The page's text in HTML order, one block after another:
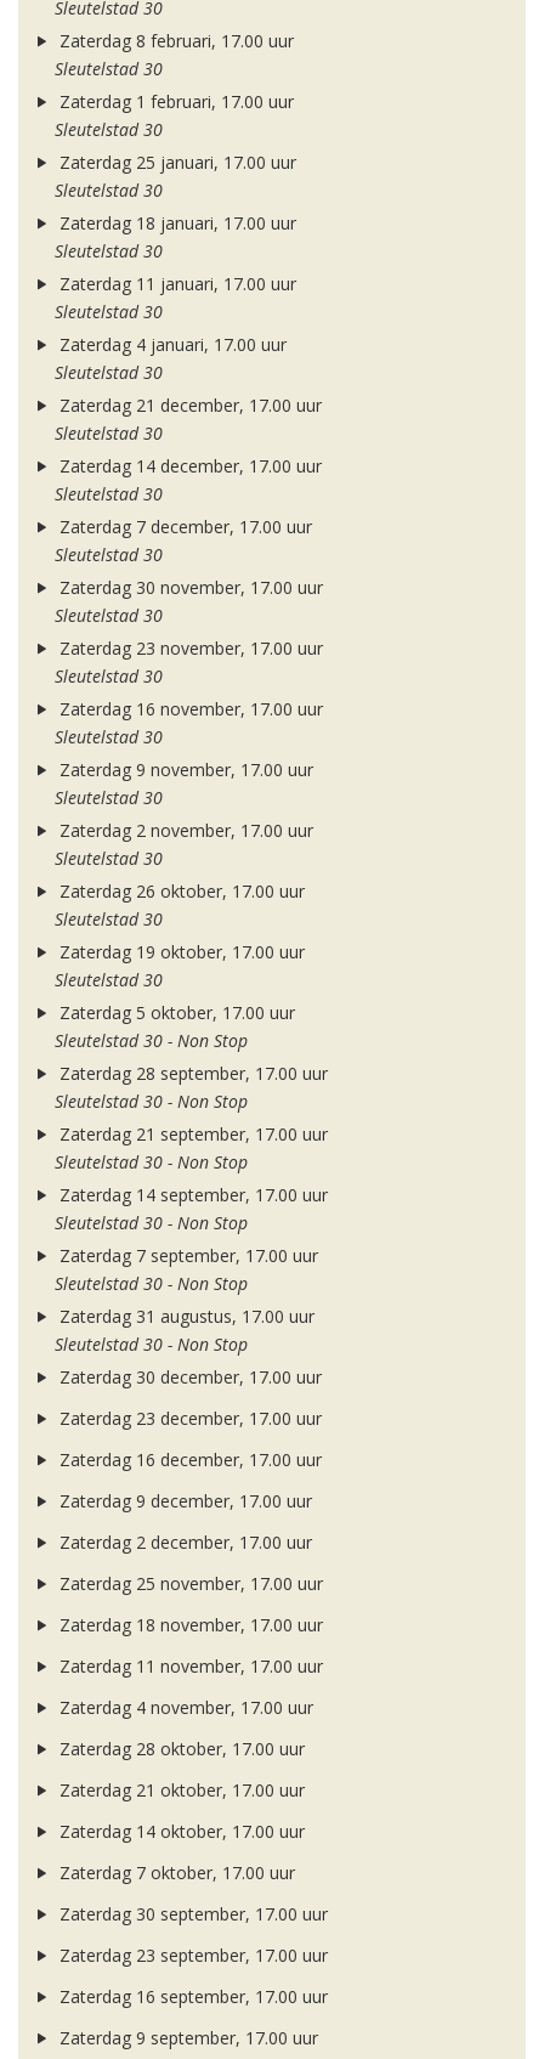
Sleutelstad 30
Zaterdag 8 februari, 17.00 uur
Sleutelstad 30
Zaterdag 1 februari, 17.00 uur
Sleutelstad 30
Zaterdag 25 januari, 17.00 uur
Sleutelstad 30
Zaterdag 18 januari, 17.00 uur
Sleutelstad 30
Zaterdag 11 januari, 17.00 uur
Sleutelstad 30
Zaterdag 4 januari, 17.00 uur
Sleutelstad 30
Zaterdag 21 december, 17.00 uur
Sleutelstad 30
Zaterdag 14 december, 17.00 uur
Sleutelstad 30
Zaterdag 7 december, 17.00 uur
Sleutelstad 30
Zaterdag 30 november, 17.00 uur
Sleutelstad 30
Zaterdag 23 november, 17.00 uur
Sleutelstad 30
Zaterdag 16 november, 17.00 uur
Sleutelstad 30
Zaterdag 9 november, 17.00 uur
Sleutelstad 30
Zaterdag 2 november, 17.00 uur
Sleutelstad 30
Zaterdag 26 oktober, 17.00 uur
Sleutelstad 30
Zaterdag 19 oktober, 17.00 uur
Sleutelstad 30
Zaterdag 5 oktober, 17.00 uur
Sleutelstad 30 - Non Stop
Zaterdag 28 september, 17.00 uur
Sleutelstad 30 - Non Stop
Zaterdag 21 september, 17.00 uur
Sleutelstad 30 - Non Stop
Zaterdag 14 september, 17.00 uur
Sleutelstad 30 - Non Stop
Zaterdag 7 september, 17.00 uur
Sleutelstad 30 - Non Stop
Zaterdag 31 augustus, 17.00 uur
Sleutelstad 30 - Non Stop
Zaterdag 30 december, 17.00 uur
Zaterdag 23 december, 17.00 uur
Zaterdag 16 december, 17.00 uur
Zaterdag 9 december, 17.00 uur
Zaterdag 2 december, 17.00 uur
Zaterdag 25 november, 17.00 uur
Zaterdag 18 november, 17.00 uur
Zaterdag 11 november, 17.00 uur
Zaterdag 4 november, 17.00 uur
Zaterdag 28 oktober, 17.00 uur
Zaterdag 21 oktober, 17.00 uur
Zaterdag 14 oktober, 17.00 uur
Zaterdag 7 oktober, 17.00 uur
Zaterdag 30 september, 17.00 uur
Zaterdag 23 september, 17.00 uur
Zaterdag 16 september, 17.00 uur
Zaterdag 9 september, 17.00 uur